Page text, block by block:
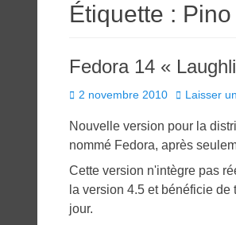
Étiquette : Pino
Fedora 14 «
Posted
2 novembre 2010 Laisser
Nouvelle version pour la
nommé Fedora, après
Cette version n'intègre pas
la version 4.5 et bénéficie
jour.